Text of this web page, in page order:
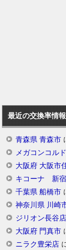
最近の交換率情報
青森県 青森市
メガコンコル
大阪府 大阪市
キコーナ 新
千葉県 船橋市
神奈川県 川崎
ジリオン長谷店
大阪府 門真市
ニラク豊栄店